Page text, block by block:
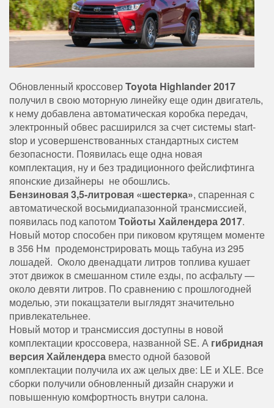
Обновленный кроссоверToyota Highlander 2017
получил в свою моторную линейку еще один двигатель,
к нему добавлена автоматическая коробка передач,
электронный обвес расширился за счет системы start-
stop и усовершенствованных стандартных систем
безопасности. Появилась еще одна новая
комплектация, ну и без традиционного фейслифтинга
японские дизайнеры не обошлись.
Бензиновая 3,5-литровая «шестерка», спаренная с
автоматической восьмидиапазонной трансмиссией,
появилась под капотом Тойоты Хайлендера 2017.
Новый мотор способен при пиковом крутящем моменте
в 356 Нм продемонстрировать мощь табуна из 295
лошадей. Около двенадцати литров топлива кушает
этот движок в смешанном стиле езды, по асфальту —
около девяти литров. По сравнению с прошлогодней
моделью, эти покащзатели выглядят значительно
привлекательнее.
Новый мотор и трансмиссия доступны в новой
комплектации кроссовера, названной SE. А гибридная
версияХайлендера вместо одной базовой
комплектации получила их аж целых две: LE и XLE. Все
сборки получили обновленный дизайн снаружи и
повышенную комфортность внутри салона.